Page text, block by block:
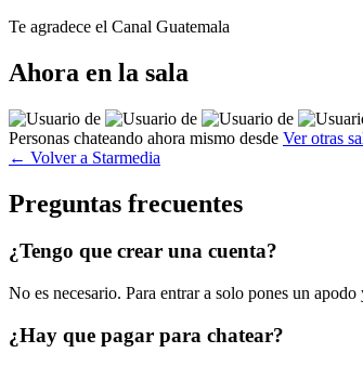
Te agradece el Canal Guatemala
Ahora en la sala
Personas chateando ahora mismo desde Ver otras
← Volver a Starmedia
Preguntas frecuentes
¿Tengo que crear una cuenta?
No es necesario. Para entrar a solo pones un
¿Hay que pagar para chatear?